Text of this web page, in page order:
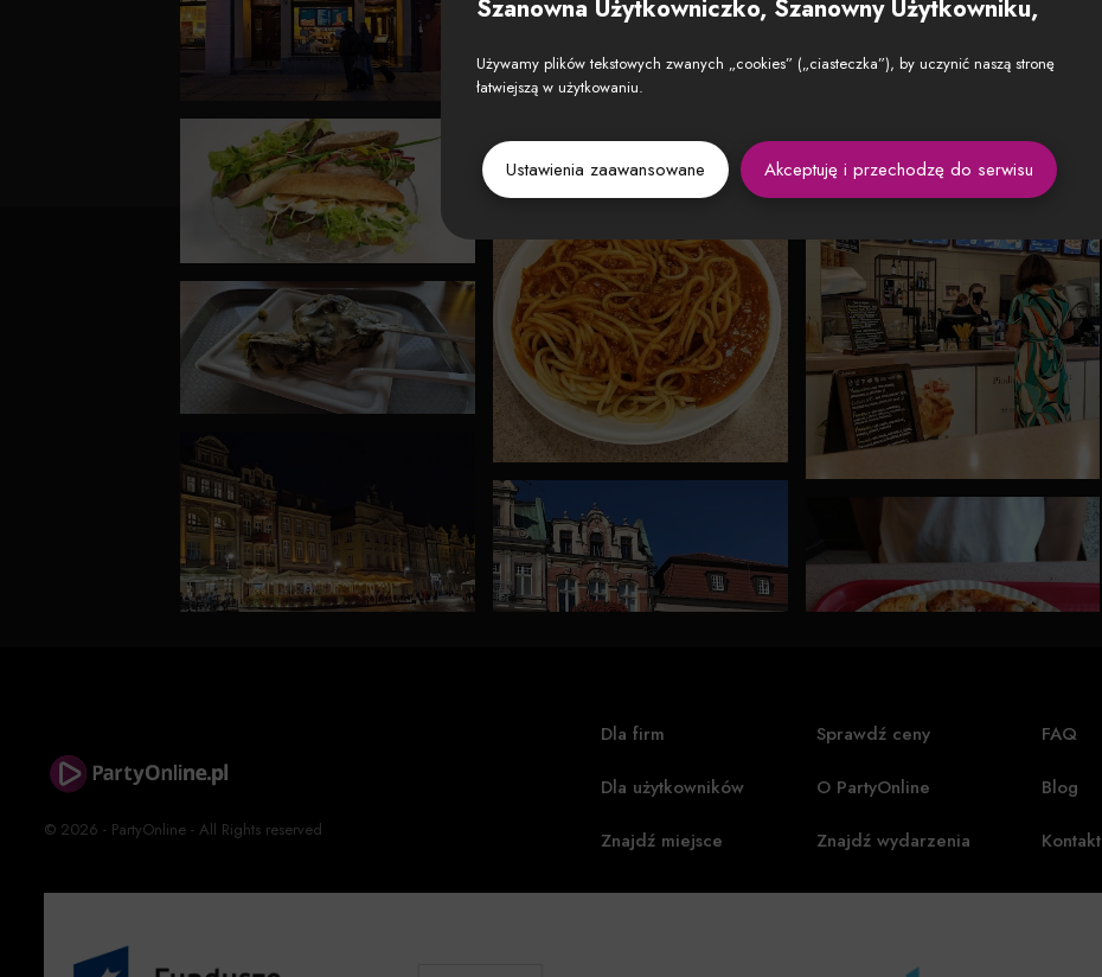
© 2026 - PartyOnline - All Rights reserved
Dla firm
Dla użytkowników
Znajdź miejsce
Sprawdź ceny
O PartyOnline
Znajdź wydarzenia
FAQ
Blog
Kontakt
Szanowna Użytkowniczko, Szanowny Użytkowniku,
Używamy plików tekstowych zwanych „cookies” („ciasteczka”), by uczynić naszą stronę
łatwiejszą w użytkowaniu.
Ustawienia zaawansowane Akceptuję i przechodzę do serwisu